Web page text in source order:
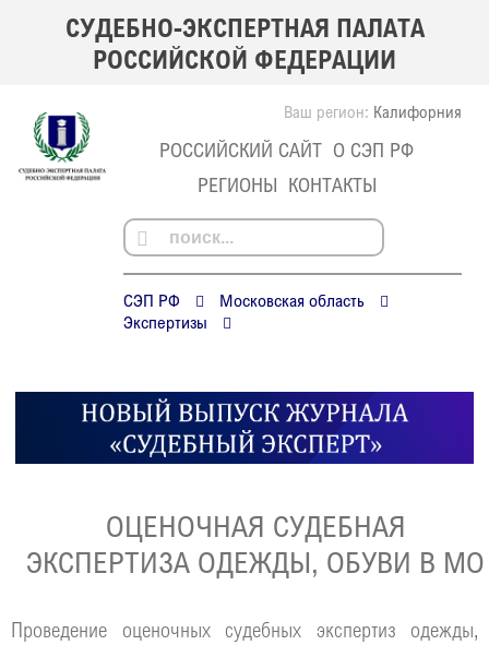
СУДЕБНО-ЭКСПЕРТНАЯ ПАЛАТА
РОССИЙСКОЙ ФЕДЕРАЦИИ
Ваш регион: Калифорния
РОССИЙСКИЙ САЙТ О СЭП РФ
РЕГИОНЫ КОНТАКТЫ
СЭП РФ
Московская область
Экспертизы
ОЦЕНОЧНАЯ СУДЕБНАЯ
ЭКСПЕРТИЗА ОДЕЖДЫ, ОБУВИ В МО
Проведение оценочных судебных экспертиз одежды,